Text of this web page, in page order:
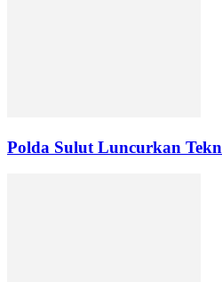
Polda Sulut Luncurkan